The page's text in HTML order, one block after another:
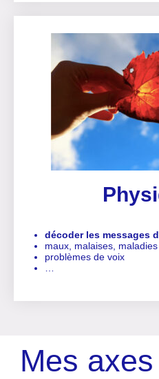
décoder les messages
maux, malaises,
problèmes de voix
Mes